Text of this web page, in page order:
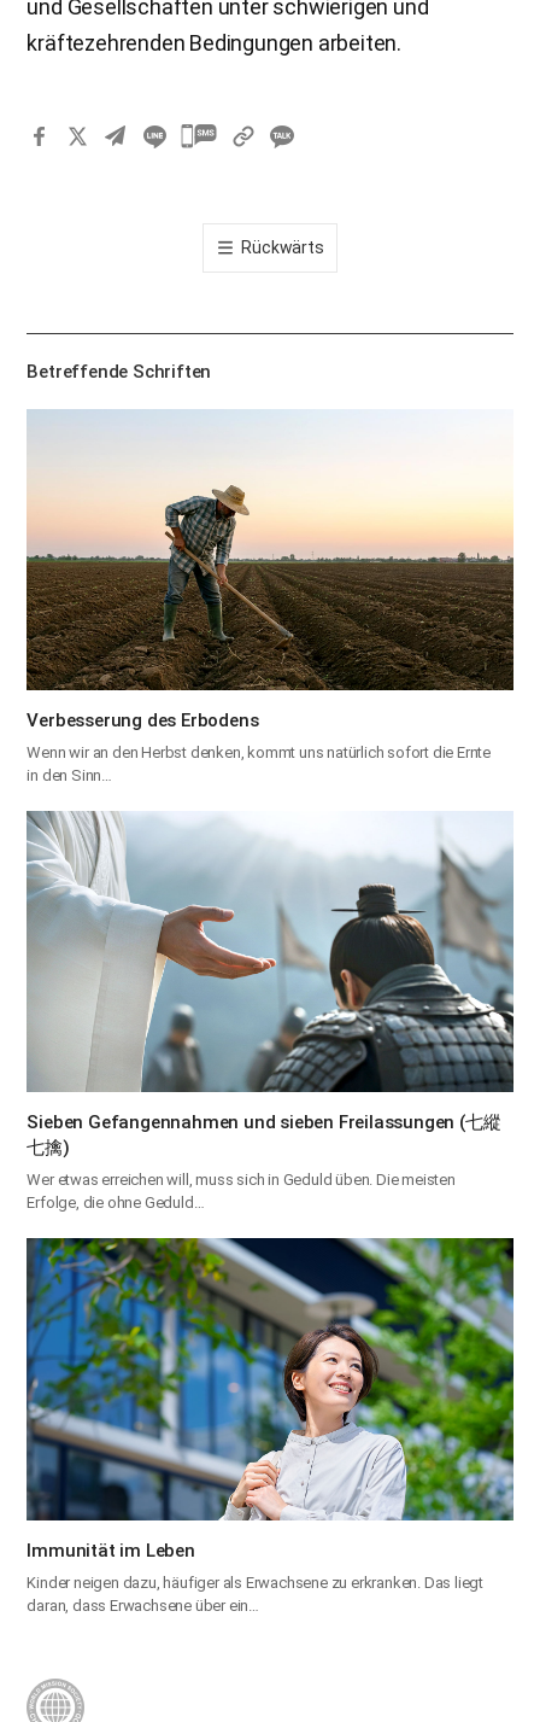
und Gesellschaften unter schwierigen und
kräftezehrenden Bedingungen arbeiten.
카
톡
공
기
Rückwärts
Betreffende Schriften
Verbesserung des Erbodens
Wenn wir an den Herbst denken, kommt uns natürlich sofort die Ernte
in den Sinn…
Sieben Gefangennahmen und sieben Freilassungen (七縱
七擒)
Wer etwas erreichen will, muss sich in Geduld üben. Die meisten
Erfolge, die ohne Geduld…
Immunität im Leben
Kinder neigen dazu, häufiger als Erwachsene zu erkranken. Das liegt
daran, dass Erwachsene über ein…